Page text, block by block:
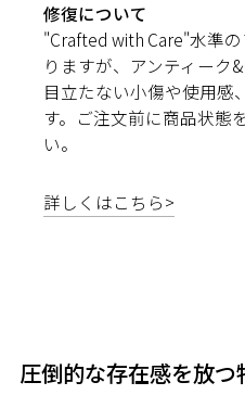
修復について
"Crafted with Care"水準
りますが、アンティーク
目立たない小傷や使用感
す。ご注文前に商品状態
い。
詳しくはこちら>
圧倒的な存在感を放つ